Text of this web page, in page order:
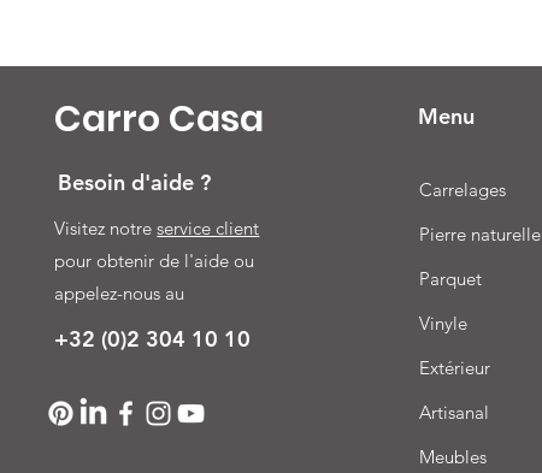
Carro Casa
Besoin d'aide ?
Visitez notreservice client
pour obtenir de l'aide ou
appelez-nous au
+32 (0)2 304 10 10
Menu
Carrelages
Pierre naturelle
Parquet
Vinyle
Extérieur
Artisanal
Meubles